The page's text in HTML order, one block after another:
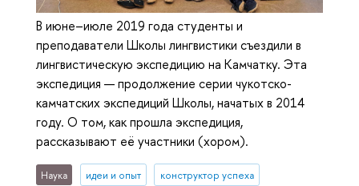
В июне–июле 2019 года студенты и
преподаватели Школы лингвистики съездили в
лингвистическую экспедицию на Камчатку. Эта
экспедиция — продолжение серии чукотско-
камчатских экспедиций Школы, начатых в 2014
году. О том, как прошла экспедиция,
рассказывают её участники (хором).
Наука идеи и опыт конструктор успеха